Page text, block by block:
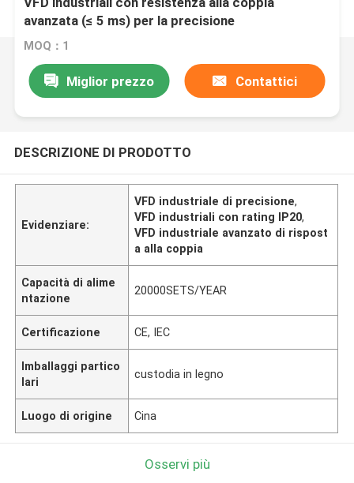
avanzata (≤ 5 ms) per la precisione
MOQ：1
Miglior prezzo Contattici
DESCRIZIONE DI PRODOTTO
Evidenziare:
VFD industriale di precisione,
VFD industriali con rating IP20,
VFD industriale avanzato di rispost
a alla coppia
Capacità di alime
ntazione
20000SETS/YEAR
Certificazione CE, IEC
Imballaggi partico
lari
custodia in legno
Luogo di origine Cina
Osservi più